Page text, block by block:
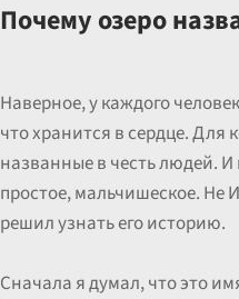
Почему озеро
Наверное, у каждого
что хранится в сердце. Для
названные в честь людей.
простое, мальчишеское. Не
решил узнать его историю.
Сначала я думал, что это